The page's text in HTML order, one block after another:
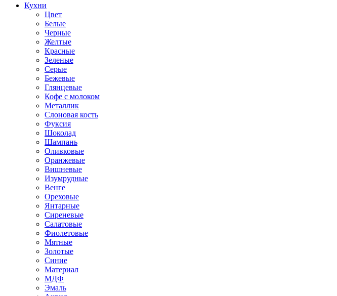
Кухни
Цвет
Белые
Черные
Желтые
Красные
Зеленые
Серые
Бежевые
Глянцевые
Кофе с молоком
Металлик
Слоновая кость
Фуксия
Шоколад
Шампань
Оливковые
Оранжевые
Вишневые
Изумрудные
Венге
Ореховые
Янтарные
Сиреневые
Салатовые
Фиолетовые
Мятные
Золотые
Синие
Материал
МДФ
Эмаль